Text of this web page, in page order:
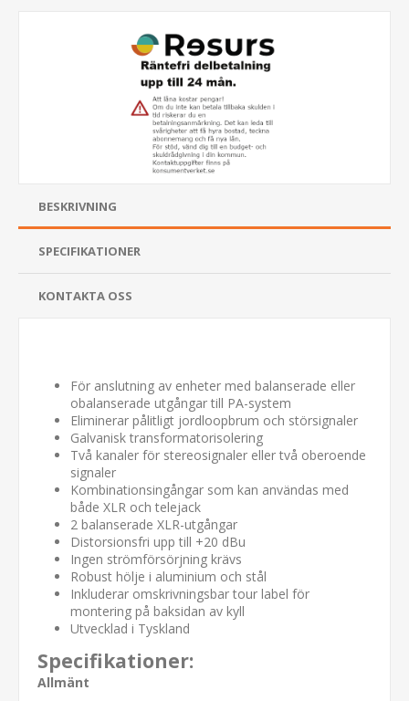
BESKRIVNING
SPECIFIKATIONER
KONTAKTA OSS
För anslutning av enheter med balanserade eller
obalanserade utgångar till PA-system
Eliminerar pålitligt jordloopbrum och störsignaler
Galvanisk transformatorisolering
Två kanaler för stereosignaler eller två oberoende
signaler
Kombinationsingångar som kan användas med
både XLR och telejack
2 balanserade XLR-utgångar
Distorsionsfri upp till +20 dBu
Ingen strömförsörjning krävs
Robust hölje i aluminium och stål
Inkluderar omskrivningsbar tour label för
montering på baksidan av kyll
Utvecklad i Tyskland
Specifikationer:
Allmänt